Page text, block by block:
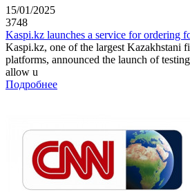
15/01/2025
3748
Kaspi.kz launches a service for ordering
Kaspi.kz, one of the largest Kazakhstani
platforms, announced the launch of
allow u
Подробнее